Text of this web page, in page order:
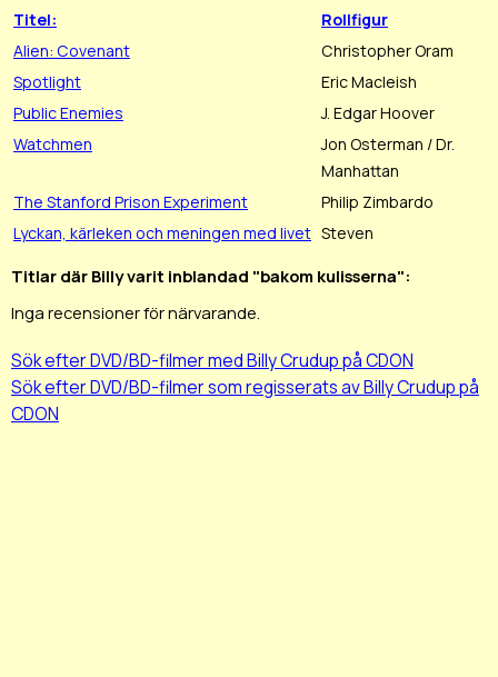
Titel:
Rollfigur
Alien: Covenant
Christopher Oram
Spotlight
Eric Macleish
Public Enemies
J. Edgar Hoover
Watchmen
Jon Osterman / Dr.
Manhattan
The Stanford Prison Experiment
Philip Zimbardo
Lyckan, kärleken och meningen med livet Steven
Titlar där Billy varit inblandad "bakom kulisserna":
Inga recensioner för närvarande.
Sök efter DVD/BD-filmer med Billy Crudup på CDON
Sök efter DVD/BD-filmer som regisserats av Billy Crudup på
CDON